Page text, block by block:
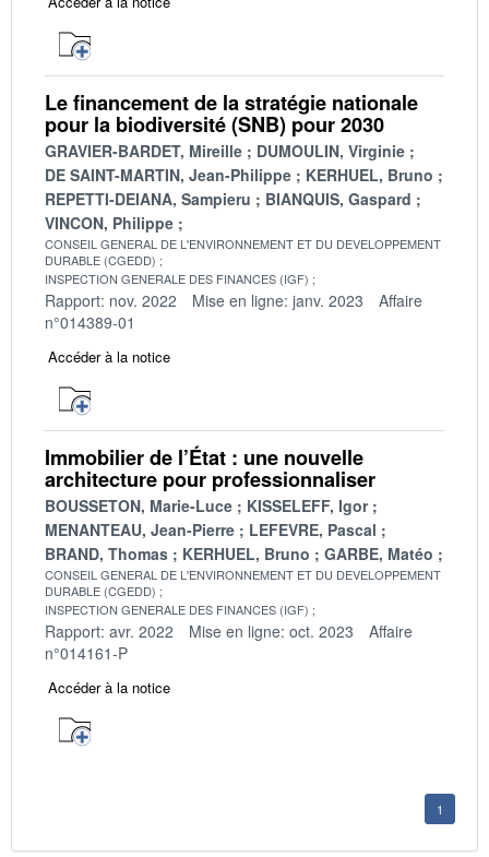
Le financement de la stratégie nationale
pour la biodiversité (SNB) pour 2030
GRAVIER-BARDET, Mireille
DUMOULIN, Virginie
DE SAINT-MARTIN, Jean-Philippe
KERHUEL, Bruno
REPETTI-DEIANA, Sampieru
BIANQUIS, Gaspard
VINCON, Philippe
CONSEIL GENERAL DE L'ENVIRONNEMENT ET DU DEVELOPPEMENT
DURABLE (CGEDD)
INSPECTION GENERALE DES FINANCES (IGF)
Rapport: nov. 2022 Mise en ligne: janv. 2023
Affaire
n°014389-01
Accéder à la notice
Immobilier de l’État : une nouvelle
architecture pour professionnaliser
BOUSSETON, Marie-Luce
KISSELEFF, Igor
MENANTEAU, Jean-Pierre
LEFEVRE, Pascal
BRAND, Thomas
KERHUEL, Bruno GARBE, Matéo
CONSEIL GENERAL DE L'ENVIRONNEMENT ET DU DEVELOPPEMENT
DURABLE (CGEDD)
INSPECTION GENERALE DES FINANCES (IGF)
Rapport: avr. 2022 Mise en ligne: oct. 2023
Affaire
n°014161-P
Accéder à la notice
1